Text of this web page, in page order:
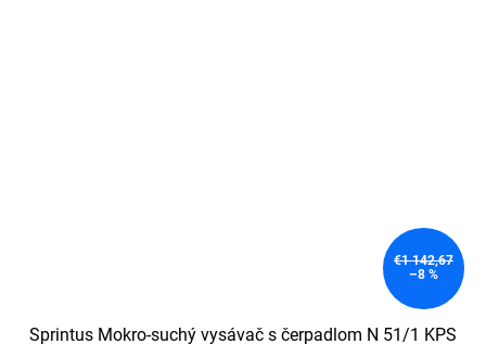
€1 142,67
–8 %
Sprintus Mokro-suchý vysávač s čerpadlom N 51/1 KPS